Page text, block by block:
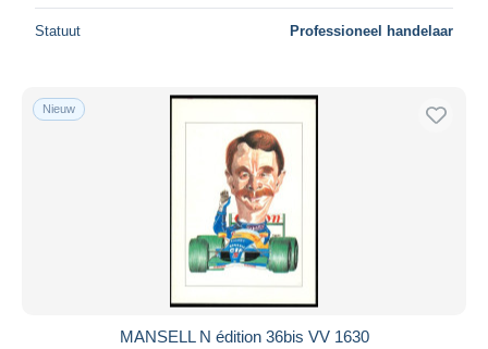
Statuut Professioneel handelaar
Nieuw
MANSELL N édition 36bis VV 1630